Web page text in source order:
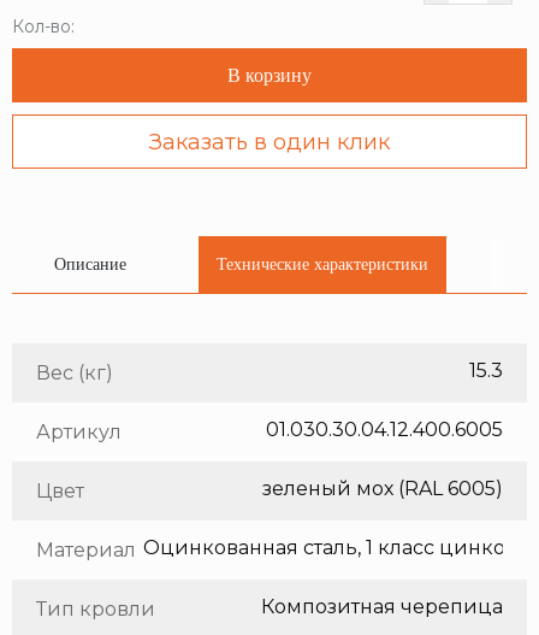
Кол-во:
В корзину
Заказать в один клик
Описание Технические характеристики
Вес (кг) 15.3
Артикул 01.030.30.04.12.400.6005
Цвет зеленый мох (RAL 6005)
Материал
Тип кровли Композитная черепица